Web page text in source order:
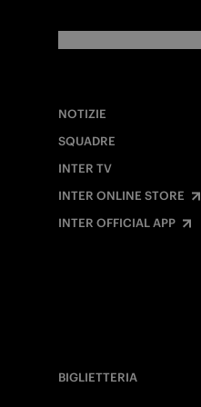
NOTIZIE
SQUADRE
INTER TV
INTER ONLINE STORE
INTER OFFICIAL APP
BIGLIETTERIA